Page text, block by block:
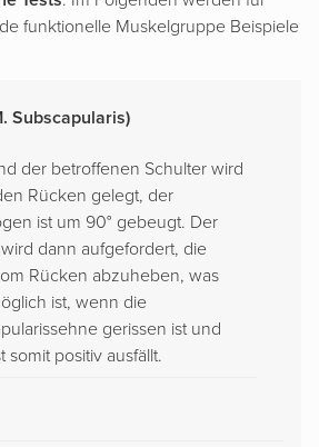
funktionelle Muskelgruppe Beispiele
Subscapularis)
der betroffenen Schulter wird
Rücken gelegt, der
ist um 90° gebeugt. Der
dann aufgefordert, die
Rücken abzuheben, was
ist, wenn die
gerissen ist und
somit positiv ausfällt.